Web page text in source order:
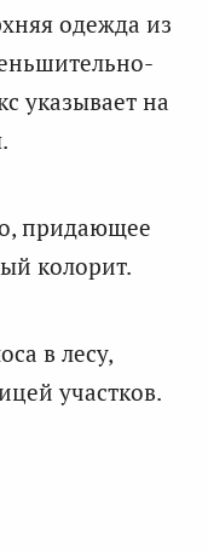
одежда из
указывает на
придающее
колорит.
в лесу,
участков.